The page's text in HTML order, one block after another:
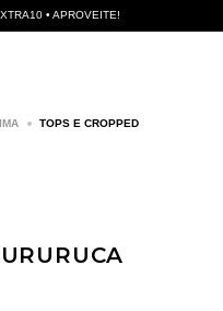
• APROVEITE!
TOPS E CROPPED